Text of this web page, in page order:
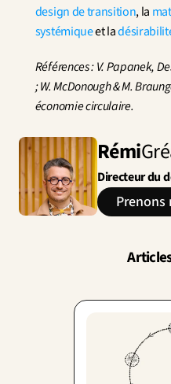
design de transition, la
systémique et la
Références : V. Papanek,
; W. McDonough & M.
économie circulaire.
Rémi
Directeur du
Prenons